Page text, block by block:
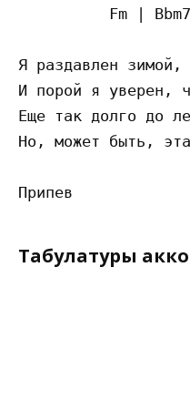
Fm |
Я раздавлен
И порой я уверен,
Еще так долго до
Но, может быть,
Табулатуры